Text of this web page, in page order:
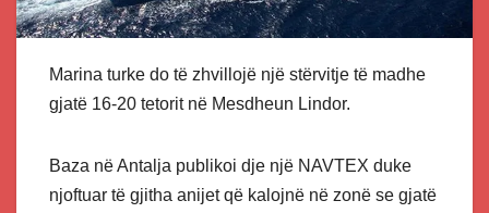
Marina turke do të zhvillojë një stërvitje të madhe
gjatë 16-20 tetorit në Mesdheun Lindor.
Baza në Antalja publikoi dje një NAVTEX duke
njoftuar të gjitha anijet që kalojnë në zonë se gjatë